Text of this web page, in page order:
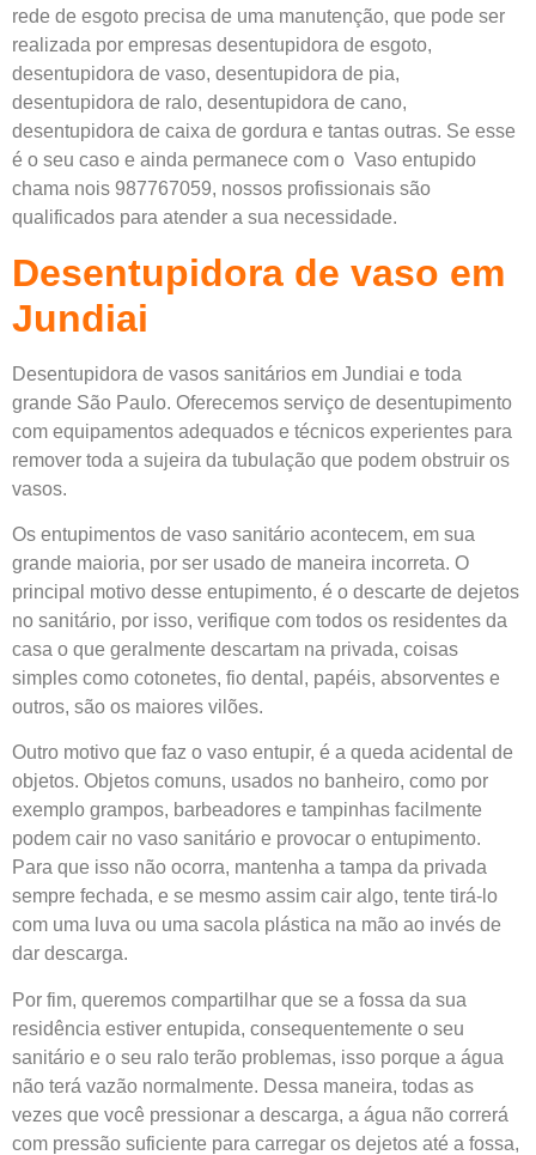
rede de esgoto precisa de uma manutenção, que pode ser
realizada por empresas desentupidora de esgoto,
desentupidora de vaso, desentupidora de pia,
desentupidora de ralo, desentupidora de cano,
desentupidora de caixa de gordura e tantas outras. Se esse
é o seu caso e ainda permanece com o Vaso entupido
chama nois 987767059, nossos profissionais são
qualificados para atender a sua necessidade.
Desentupidora de vaso em
Jundiai
Desentupidora de vasos sanitários em Jundiai e toda
grande São Paulo. Oferecemos serviço de desentupimento
com equipamentos adequados e técnicos experientes para
remover toda a sujeira da tubulação que podem obstruir os
vasos.
Os entupimentos de vaso sanitário acontecem, em sua
grande maioria, por ser usado de maneira incorreta. O
principal motivo desse entupimento, é o descarte de dejetos
no sanitário, por isso, verifique com todos os residentes da
casa o que geralmente descartam na privada, coisas
simples como cotonetes, fio dental, papéis, absorventes e
outros, são os maiores vilões.
Outro motivo que faz o vaso entupir, é a queda acidental de
objetos. Objetos comuns, usados no banheiro, como por
exemplo grampos, barbeadores e tampinhas facilmente
podem cair no vaso sanitário e provocar o entupimento.
Para que isso não ocorra, mantenha a tampa da privada
sempre fechada, e se mesmo assim cair algo, tente tirá-lo
com uma luva ou uma sacola plástica na mão ao invés de
dar descarga.
Por fim, queremos compartilhar que se a fossa da sua
residência estiver entupida, consequentemente o seu
sanitário e o seu ralo terão problemas, isso porque a água
não terá vazão normalmente. Dessa maneira, todas as
vezes que você pressionar a descarga, a água não correrá
com pressão suficiente para carregar os dejetos até a fossa,